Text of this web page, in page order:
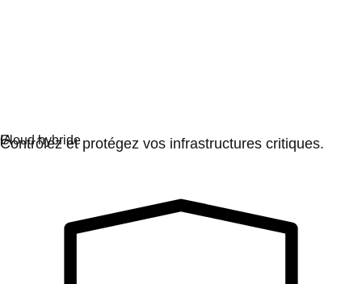
Contrôlez et protégez vos infrastructures critiques.